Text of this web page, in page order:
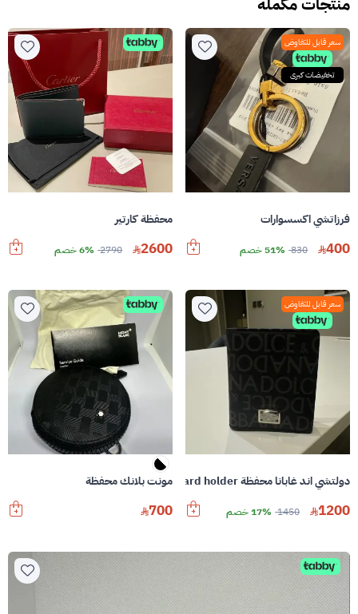
سعر قابل للتفاوض
تخفيضات كبرى
فرزاتشي اكسسوارات
400
830 51% خصم
محفظة كارتير
2600
2790 6% خصم
سعر قابل للتفاوض
دولتشي اند غابانا محفظة Logo Plaque jacquad card holder
1200
1450 17% خصم
مونت بلانك محفظة
700